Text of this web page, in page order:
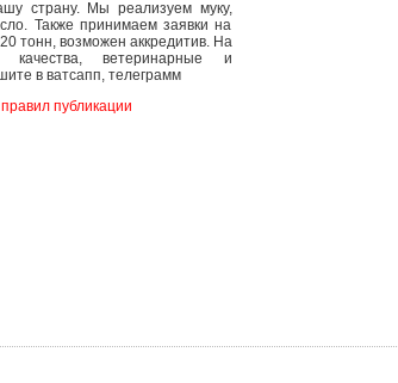
страну. Мы реализуем муку,
Также принимаем заявки на
тонн, возможен аккредитив. На
ветеринарные и
в ватсапп, телеграмм
публикации